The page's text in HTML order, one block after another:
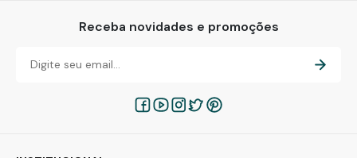
Receba novidades e promoções